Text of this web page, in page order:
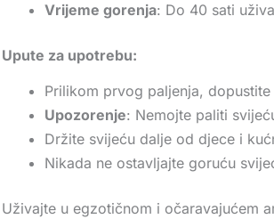
Vrijeme gorenja: Do 40 sati
Upute za upotrebu:
Prilikom prvog paljenja,
Upozorenje: Nemojte paliti
Držite svijeću dalje od djece i
Nikada ne ostavljajte goruću
Uživajte u egzotičnom i očaravajućem